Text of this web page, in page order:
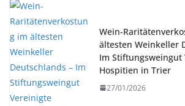
Wein-
ältesten Weinkeller
Im Stiftungsweingut
Hospitien in Trier
27/01/2026